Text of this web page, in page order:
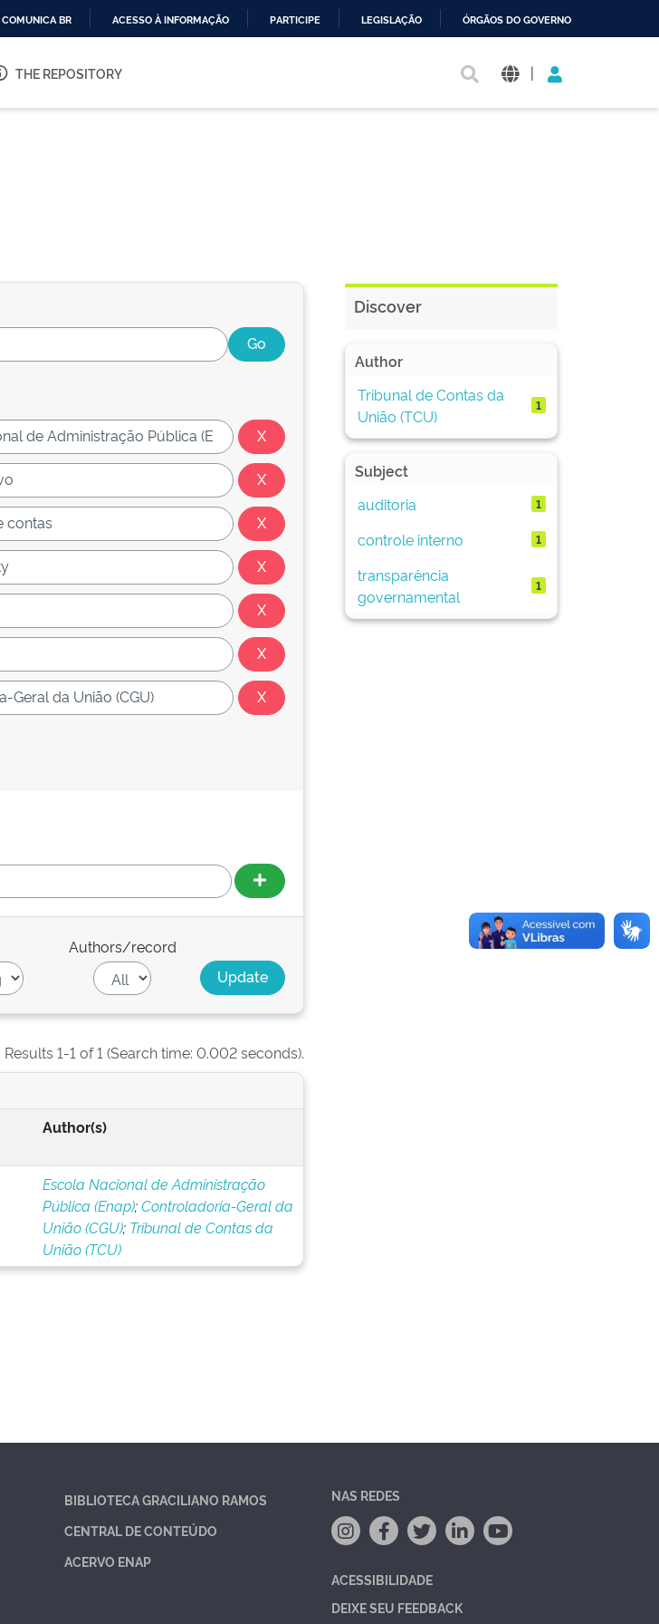
O
COMUNICA BR ACESSO À INFORMAÇÃO PARTICIPE LEGISLAÇÃO ÓRGÃOS DO GOVERNO
THE REPOSITORY |
Authors/record
Results 1-1 of 1 (Search time: 0.002 seconds).
Author(s)
Escola Nacional de Administração
Pública (Enap);Controladoria-Geral da
União (CGU); Tribunal de Contas da
União (TCU)
Discover
Author
Tribunal de Contas da
União (TCU)
1
Subject
auditoria
1
controle interno 1
transparência
governamental
1
BIBLIOTECA GRACILIANO RAMOS
CENTRAL DE CONTEÚDO
ACERVO ENAP
NAS REDES
ACESSIBILIDADE
DEIXE SEU FEEDBACK